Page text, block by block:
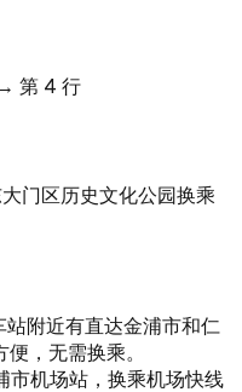
第 4 行
门区历史文化公园换乘
附近有直达金浦市和仁
，无需换乘。
机场站，换乘机场快线